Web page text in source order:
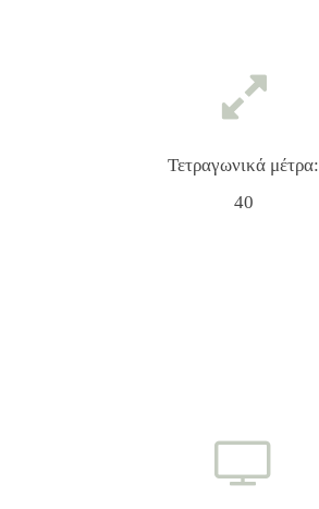
Τετραγωνικά μέτρα:
40